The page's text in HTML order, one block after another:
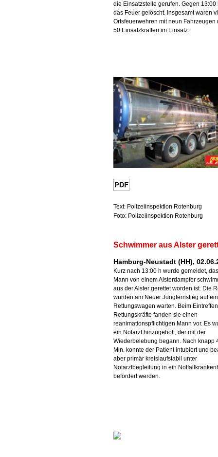
die Einsatzstelle gerufen. Gegen 13:00
das Feuer gelöscht. Insgesamt waren
Ortsfeuerwehren mit neun Fahrzeugen
50 Einsatzkräften im Einsatz.
Text: Polizeiinspektion Rotenburg
Foto: Polizeiinspektion Rotenburg
Schwimmer aus Alster
Hamburg-Neustadt (HH),
Kurz nach 13:00 h wurde gemeldet,
Mann von einem Alsterdampfer
aus der Alster gerettet worden ist. Die
würden am Neuer Jungfernstieg auf
Rettungswagen warten. Beim
Rettungskräfte fanden sie einen
reanimationspflichtigen Mann vor. Es
ein Notarzt hinzugeholt, der mit der
Wiederbelebung begann. Nach knapp
Min. konnte der Patient intubiert und
aber primär kreislaufstabil unter
Notarztbegleitung in ein
befördert werden.